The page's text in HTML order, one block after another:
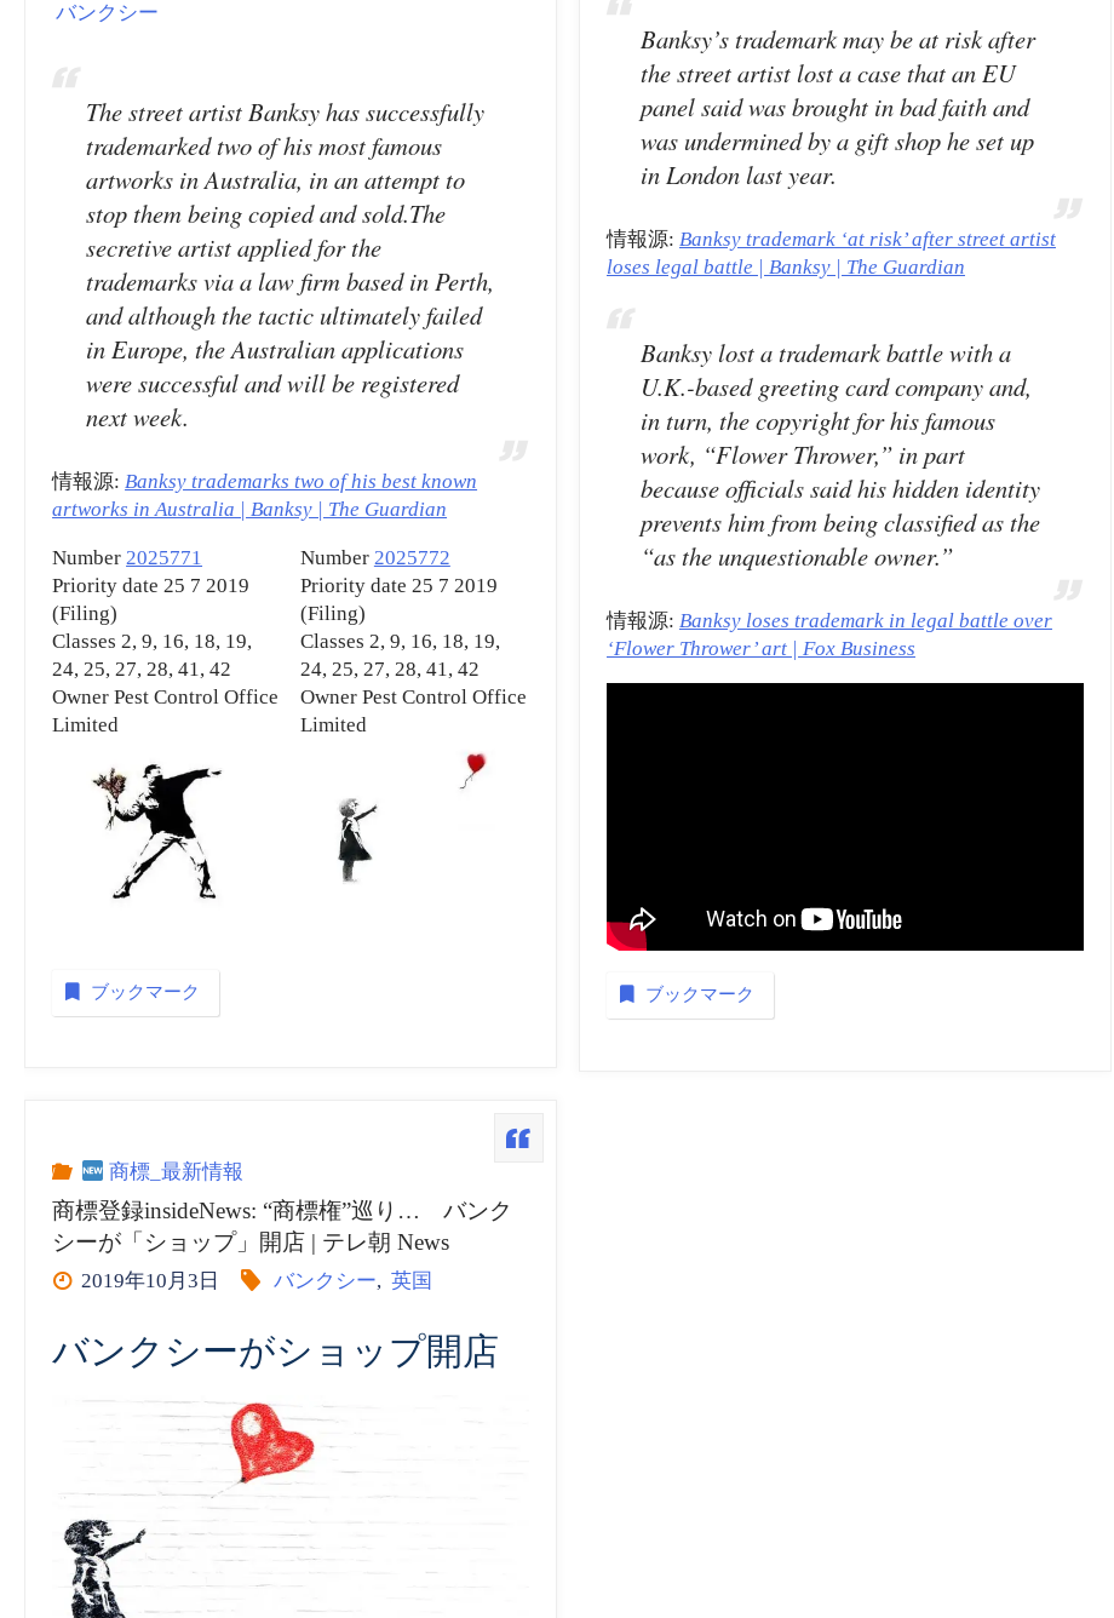
バンクシー
The street artist Banksy has successfully
trademarked two of his most famous
artworks in Australia, in an attempt to
stop them being copied and sold.The
secretive artist applied for the
trademarks via a law firm based in Perth,
and although the tactic ultimately failed
in Europe, the Australian applications
were successful and will be registered
next week.
情報源:Banksy trademarks two of his best known
artworks in Australia | Banksy | The Guardian
Number2025771
Priority date 25 7 2019
(Filing)
Classes 2, 9, 16, 18, 19,
24, 25, 27, 28, 41, 42
Owner Pest Control Office
Limited
Number 2025772
Priority date 25 7 2019
(Filing)
Classes 2, 9, 16, 18, 19,
24, 25, 27, 28, 41, 42
Owner Pest Control Office
Limited
ブックマーク
Banksy’s trademark may be at risk after
the street artist lost a case that an EU
panel said was brought in bad faith and
was undermined by a gift shop he set up
in London last year.
情報源: Banksy trademark ‘at risk’ after street artist
loses legal battle | Banksy | The Guardian
Banksy lost a trademark battle with a
U.K.-based greeting card company and,
in turn, the copyright for his famous
work, “Flower Thrower,” in part
because officials said his hidden identity
prevents him from being classified as the
“as the unquestionable owner.”
情報源: Banksy loses trademark in legal battle over
‘Flower Thrower’ art | Fox Business
ブックマーク
商標_最新情報
商標登録insideNews: “商標権”巡り… バンク
シーが「ショップ」開店 | テレ朝 News
2019年10月3日 バンクシー, 英国
バンクシーがショップ開店